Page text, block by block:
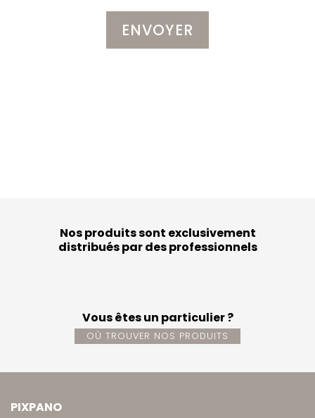
Nos produits sont exclusivement
distribués par des professionnels
Vous êtes un particulier ?
OÙ TROUVER NOS PRODUITS
PIXPANO